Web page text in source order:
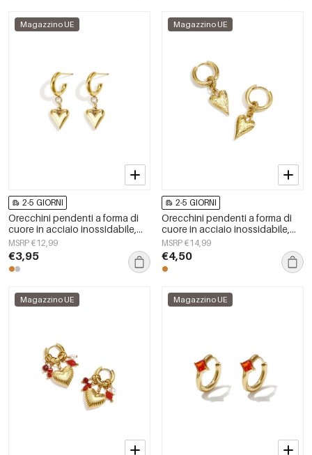
Magazzino UE
2-5 GIORNI
Orecchini pendenti a forma di
cuore in acciaio inossidabile,
serie Simple Daily Simple, gioielli
da donna
MSRP €12,99
€3,95
Magazzino UE
2-5 GIORNI
Orecchini pendenti a forma di
cuore in acciaio inossidabile,
serie Simple Daily Simple, gioielli
da donna
MSRP €14,99
€4,50
Magazzino UE Magazzino UE